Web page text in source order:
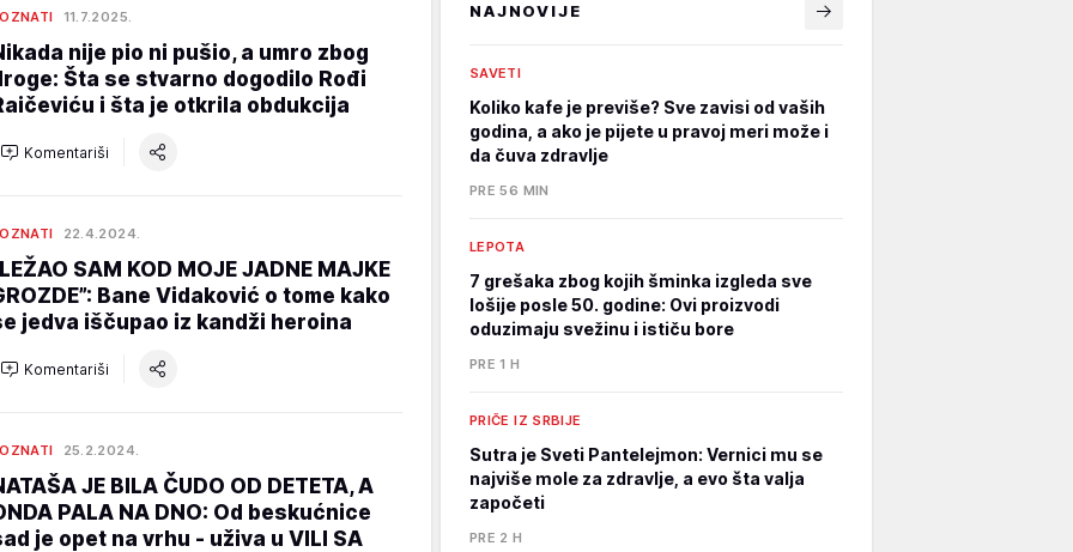
11.7.2025.
nije pio ni pušio, a umro zbog
Šta se stvarno dogodilo Rođi
i šta je otkrila obdukcija
Komentariši
22.4.2024.
SAM KOD MOJE JADNE MAJKE
Bane Vidaković o tome kako
jedva iščupao iz kandži heroina
Komentariši
25.2.2024.
JE BILA ČUDO OD DETETA, A
PALA NA DNO: Od beskućnice
je opet na vrhu - uživa u VILI SA
NAJNOVIJE
SAVETI
Koliko kafe je previše? Sve zavisi od vaših
godina, a ako je pijete u pravoj meri može i
da čuva zdravlje
PRE 56 MIN
LEPOTA
7 grešaka zbog kojih šminka izgleda sve
lošije posle 50. godine: Ovi proizvodi
oduzimaju svežinu i ističu bore
PRE 1 H
PRIČE IZ SRBIJE
Sutra je Sveti Pantelejmon: Vernici mu se
najviše mole za zdravlje, a evo šta valja
započeti
PRE 2 H